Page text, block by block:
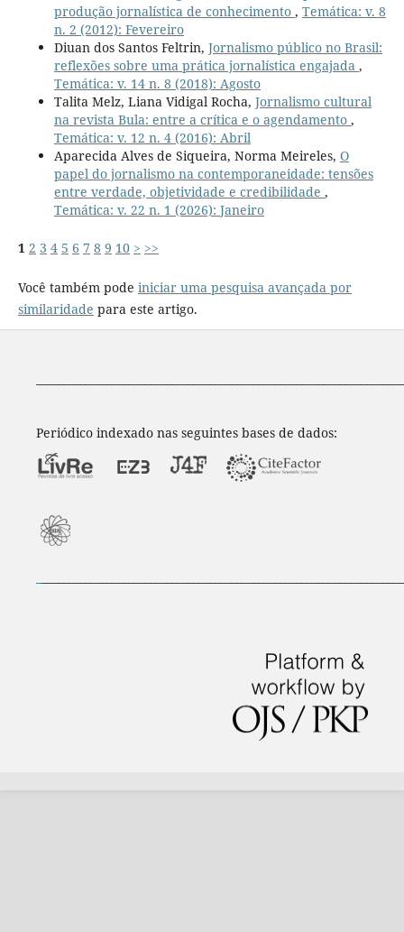
produção jornalística de conhecimento , Temática: v. 8
n. 2 (2012): Fevereiro
Diuan dos Santos Feltrin, Jornalismo público no Brasil:
reflexões sobre uma prática jornalística engajada ,
Temática: v. 14 n. 8 (2018): Agosto
Talita Melz, Liana Vidigal Rocha, Jornalismo cultural
na revista Bula: entre a crítica e o agendamento ,
Temática: v. 12 n. 4 (2016): Abril
Aparecida Alves de Siqueira, Norma Meireles, O
papel do jornalismo na contemporaneidade: tensões
entre verdade, objetividade e credibilidade ,
Temática: v. 22 n. 1 (2026): Janeiro
1 2 3 4 5 6 7 8 9 10 > >>
Você também pode iniciar uma pesquisa avançada por
similaridade para este artigo.
Periódico indexado nas seguintes bases de dados: